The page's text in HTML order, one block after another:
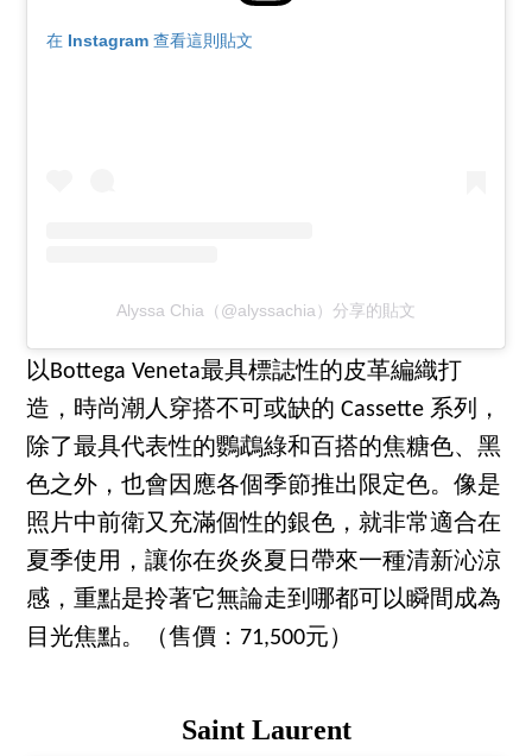
在 Instagram 查看這則貼文
Alyssa Chia（@alyssachia）分享的貼文
以Bottega Veneta最具標誌性的皮革編織打
造，時尚潮人穿搭不可或缺的 Cassette 系列，
除了最具代表性的鸚鵡綠和百搭的焦糖色、黑
色之外，也會因應各個季節推出限定色。像是
照片中前衛又充滿個性的銀色，就非常適合在
夏季使用，讓你在炎炎夏日帶來一種清新沁涼
感，重點是拎著它無論走到哪都可以瞬間成為
目光焦點。（售價：71,500元）
Saint Laurent